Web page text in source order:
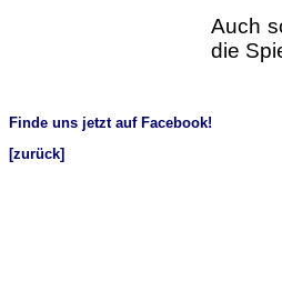
Auch
die
Finde uns jetzt auf Facebook!
[zurück]